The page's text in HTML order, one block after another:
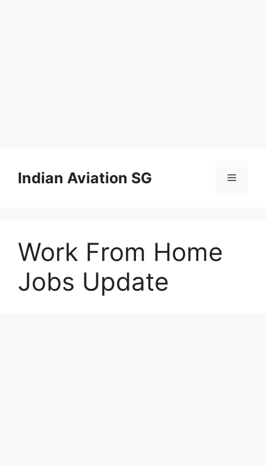
contentIndian Aviation SG Menu
Work From Home
Jobs Update